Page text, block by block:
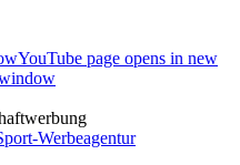
YouTube page opens in new